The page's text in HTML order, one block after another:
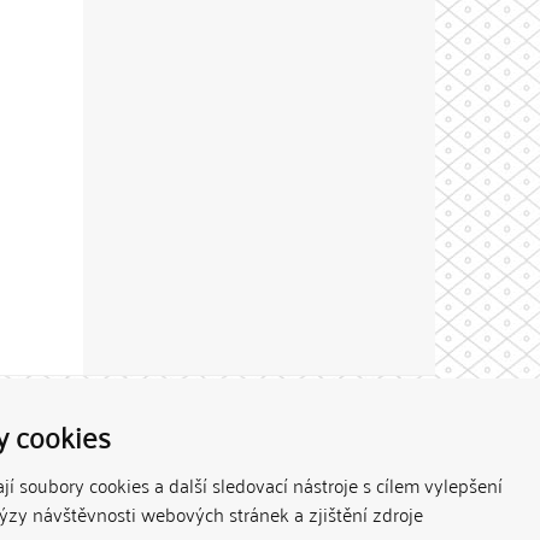
cookies
soubory cookies a další sledovací nástroje s cílem vylepšení
návštěvnosti webových stránek a zjištění zdroje